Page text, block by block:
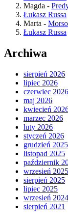
Magda -
Łukasz Russa
Marta -
Łukasz Russa
Archiwa
sierpień 2026
lipiec 2026
czerwiec 2026
maj 2026
kwiecień
marzec 2026
luty 2026
styczeń 2026
grudzień 2025
listopad 2025
październik
wrzesień 2025
sierpień 2025
lipiec 2025
wrzesień 2024
sierpień 2021